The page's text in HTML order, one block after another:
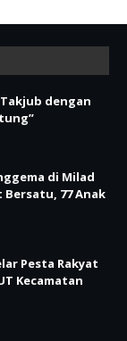
dengan
di Milad
Bersatu, 77 Anak
Pesta Rakyat
Kecamatan